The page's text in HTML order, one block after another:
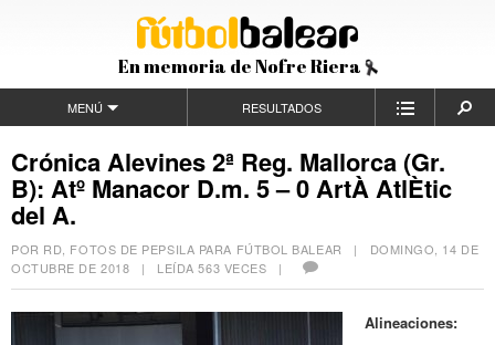
En memoria de Nofre Riera
MENÚ RESULTADOS
Crónica Alevines 2ª Reg. Mallorca (Gr.
B): Atº Manacor D.m. 5 – 0 ArtÀ AtlÈtic
del A.
POR RD, FOTOS DE PEPSILA PARA FÚTBOL BALEAR | DOMINGO, 14 DE
OCTUBRE DE 2018 | LEÍDA 563 VECES |
Alineaciones: